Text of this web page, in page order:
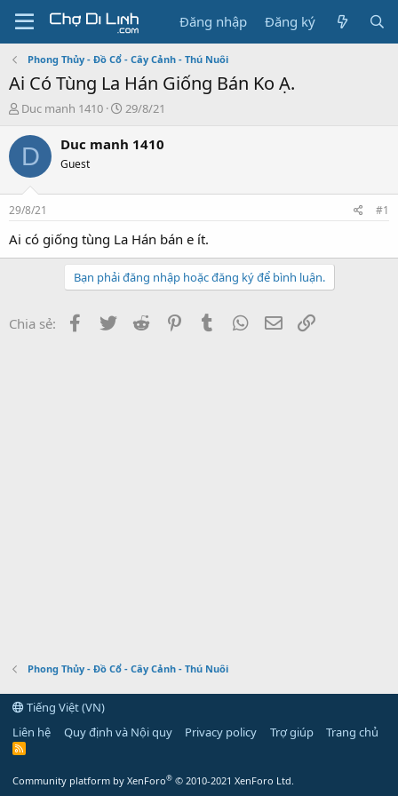
Đăng nhập Đăng ký
Phong Thủy - Đồ Cổ - Cây Cảnh - Thú Nuôi
Ai Có Tùng La Hán Giống Bán Ko Ạ.
T
r
a
s
t
a
Duc manh 1410
N
à
29/8/21
D Duc manh 1410
Guest
29/8/21 #1
Ai có giống tùng La Hán bán e ít.
Bạn phải đăng nhập hoặc đăng ký để bình luận.
Chia sẻ: Facebook
Twitter Reddit PinterestTumblr WhatsApp
Email
Phong Thủy - Đồ Cổ - Cây Cảnh - Thú Nuôi
Tiếng Việt (VN)
Liên hệ
Quy định và Nội quy Privacy policy Trợ giúp Trang chủ
R
Community platform by XenForo® © 2010-2021 XenForo Ltd.